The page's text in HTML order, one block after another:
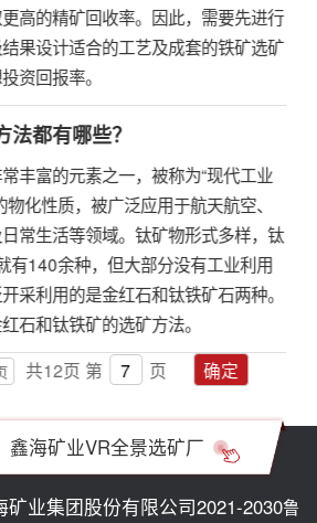
高的精矿回收率。因此，需要先进行
果设计适合的工艺及成套的铁矿选矿
资回报率。
法都有哪些？
丰富的元素之一，被称为“现代工业
化性质，被广泛应用于航天航空、
常生活等领域。钛矿物形式多样，钛
有140余种，但大部分没有工业利用
采利用的是金红石和钛铁矿石两种。
石和钛铁矿的选矿方法。
共12页 第 页 确定
鑫海矿业VR全景选矿厂
业集团股份有限公司2021-2030鲁